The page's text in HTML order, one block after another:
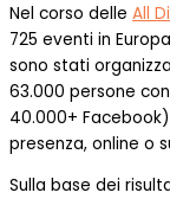
Nel corso delle All
725 eventi in
sono stati
63.000 persone
40.000+
presenza, online o
Sulla base dei